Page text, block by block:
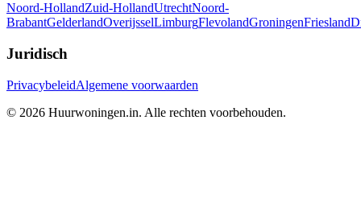
Noord-HollandZuid-HollandUtrechtNoord-
BrabantGelderlandOverijsselLimburgFlevolandGroningenFriesland
Juridisch
PrivacybeleidAlgemene voorwaarden
© 2026 Huurwoningen.in. Alle rechten voorbehouden.